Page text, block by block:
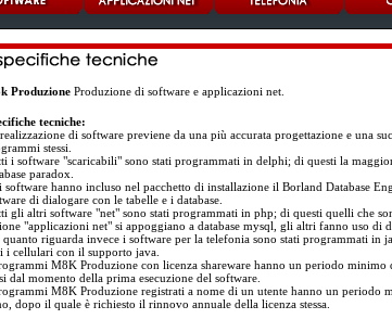
ProduzioneProduzione di software e applicazioni net.
tecniche:
di software previene da una più accurata progettazione e una
stessi.
i software "scaricabili" sono stati programmati in delphi; di questi la
paradox.
software hanno incluso nel pacchetto di installazione il Borland Database
di dialogare con le tabelle e i database.
gli altri software "net" sono stati programmati in php; di questi quelli che
"applicazioni net" si appoggiano a database mysql, gli altri fanno uso di
quanto riguarda invece i software per la telefonia sono stati programmati in
i cellulari con il supporto java.
M8K Produzione con licenza shareware hanno un periodo
dal momento della prima esecuzione del software.
M8K Produzione registrati a nome di un utente hanno un periodo
dopo il quale è richiesto il rinnovo annuale della licenza stessa.